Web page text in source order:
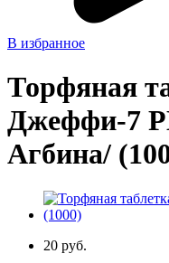
В избранное
Торфяная
Джеффи-7
Агбина/
20 руб.